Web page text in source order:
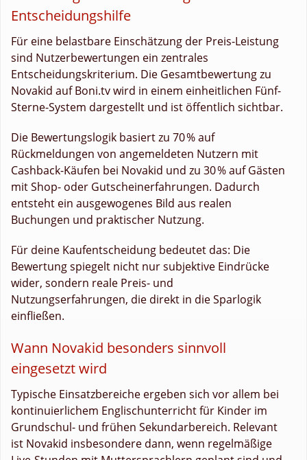
Entscheidungshilfe
Für eine belastbare Einschätzung der Preis-Leistung
sind Nutzerbewertungen ein zentrales
Entscheidungskriterium. Die Gesamtbewertung zu
Novakid auf Boni.tv wird in einem einheitlichen Fünf-
Sterne-System dargestellt und ist öffentlich sichtbar.
Die Bewertungslogik basiert zu 70 % auf
Rückmeldungen von angemeldeten Nutzern mit
Cashback-Käufen bei Novakid und zu 30 % auf Gästen
mit Shop- oder Gutscheinerfahrungen. Dadurch
entsteht ein ausgewogenes Bild aus realen
Buchungen und praktischer Nutzung.
Für deine Kaufentscheidung bedeutet das: Die
Bewertung spiegelt nicht nur subjektive Eindrücke
wider, sondern reale Preis- und
Nutzungserfahrungen, die direkt in die Sparlogik
einfließen.
Wann Novakid besonders sinnvoll
eingesetzt wird
Typische Einsatzbereiche ergeben sich vor allem bei
kontinuierlichem Englischunterricht für Kinder im
Grundschul- und frühen Sekundarbereich. Relevant
ist Novakid insbesondere dann, wenn regelmäßige